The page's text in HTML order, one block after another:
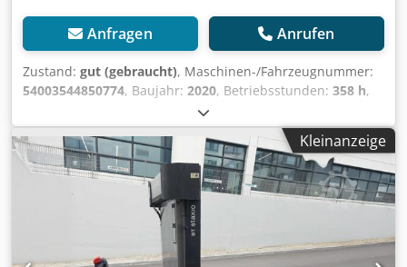
Anfragen Anrufen
Zustand: gut (gebraucht), Maschinen-/Fahrzeugnummer:
54003544850774, Baujahr: 2020, Betriebsstunden: 358 h,
, Hubhöhe:4.150 mm
elektrisch, Masttyp:Sonstige, Gesamtgewicht:1.440 kg,
5223266 Crjdpfxszqbwcs Aa Dsf Der Toyota SWE160L aus
der BT Staxio W-Serie ist ein leistungsstarker Elektro-
Hochhubwagen, der speziell für den Einsatz auf
unebenem Untergrund und Rampen entwickelt wurde. Mit
einer Tragfähigkeit von 1.600 kg und einer Hubhöhe von
bis zu 4,15 m ist er die ideale Lösung für ...
Kleinanzeige